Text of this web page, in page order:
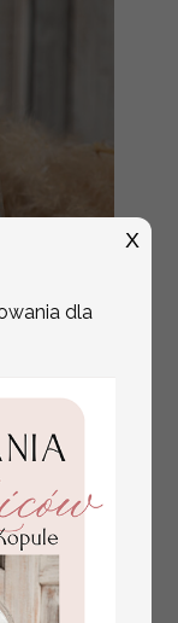
3.20 PLN
dla
X